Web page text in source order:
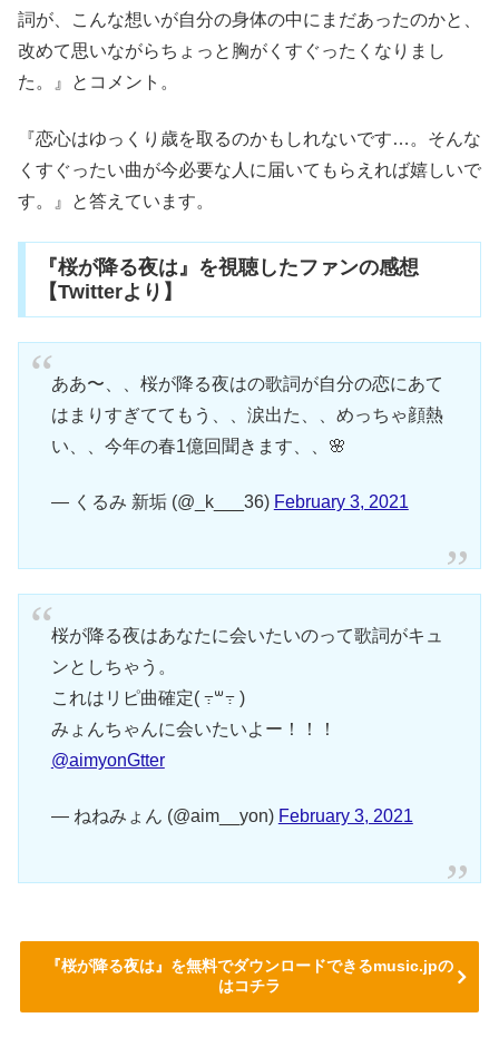
詞が、こんな想いが自分の身体の中にまだあったのかと、
改めて思いながらちょっと胸がくすぐったくなりまし
た。』とコメント。
『恋心はゆっくり歳を取るのかもしれないです…。そんな
くすぐったい曲が今必要な人に届いてもらえれば嬉しいで
す。』と答えています。
『桜が降る夜は』を視聴したファンの感想
【Twitterより】
ああ〜、、桜が降る夜はの歌詞が自分の恋にあて
はまりすぎててもう、、涙出た、、めっちゃ顔熱
い、、今年の春1億回聞きます、、🌸
— くるみ 新垢 (@_k___36) February 3, 2021
桜が降る夜はあなたに会いたいのって歌詞がキュ
ンとしちゃう。
これはリピ曲確定( ߹꒳߹ )
みょんちゃんに会いたいよー！！！
@aimyonGtter
— ねねみょん (@aim__yon) February 3, 2021
『桜が降る夜は』を無料でダウンロードできるmusic.jpの
はコチラ